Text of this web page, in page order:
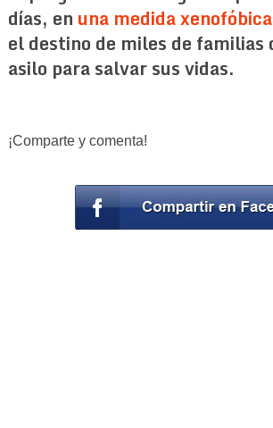
días, en una medida xenofóbica
el destino de miles de familias
asilo para salvar sus vidas.
¡Comparte y comenta!